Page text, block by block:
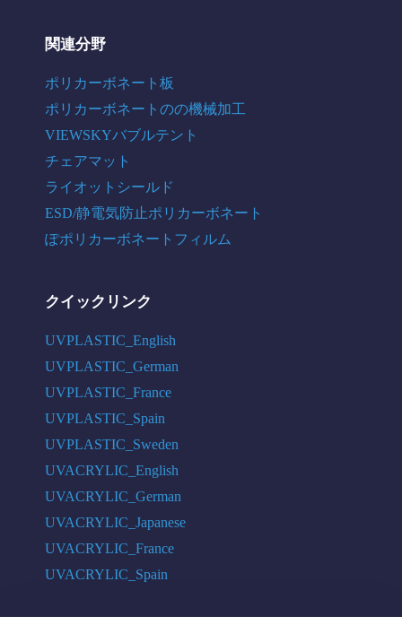
関連分野
ポリカーボネート板
ポリカーボネートのの機械加工
VIEWSKYバブルテント
チェアマット
ライオットシールド
ESD/静電気防止ポリカーボネート
ぽポリカーボネートフィルム
クイックリンク
UVPLASTIC_English
UVPLASTIC_German
UVPLASTIC_France
UVPLASTIC_Spain
UVPLASTIC_Sweden
UVACRYLIC_English
UVACRYLIC_German
UVACRYLIC_Japanese
UVACRYLIC_France
UVACRYLIC_Spain